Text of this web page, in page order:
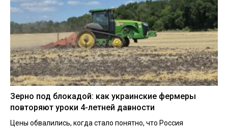
Зерно под блокадой: как украинские фермеры
повторяют уроки 4-летней давности
Цены обвалились, когда стало понятно, что Россия